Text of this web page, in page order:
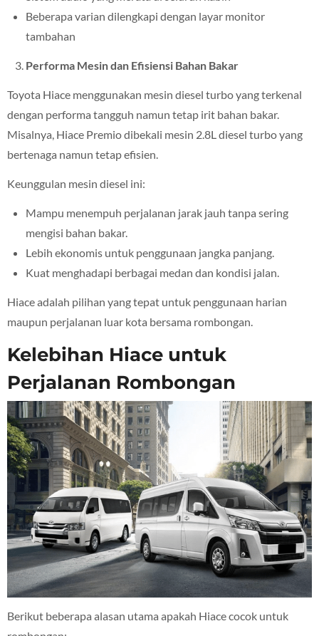
Beberapa varian dilengkapi dengan layar monitor
tambahan
Performa Mesin dan Efisiensi Bahan Bakar
Toyota Hiace menggunakan mesin diesel turbo yang terkenal
dengan performa tangguh namun tetap irit bahan bakar.
Misalnya, Hiace Premio dibekali mesin 2.8L diesel turbo yang
bertenaga namun tetap efisien.
Keunggulan mesin diesel ini:
Mampu menempuh perjalanan jarak jauh tanpa sering
mengisi bahan bakar.
Lebih ekonomis untuk penggunaan jangka panjang.
Kuat menghadapi berbagai medan dan kondisi jalan.
Hiace adalah pilihan yang tepat untuk penggunaan harian
maupun perjalanan luar kota bersama rombongan.
Kelebihan Hiace untuk
Perjalanan Rombongan
Berikut beberapa alasan utama apakah Hiace cocok untuk